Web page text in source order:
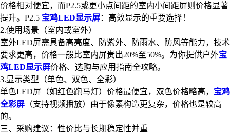
价格相对便宜，而P2.5或更小点间距的室内小间距屏则价格显著
提升。P2.5 宝鸡LED显示屏：高效显示的重要选择！
2.使用场景（室内或室外）
室外LED屏需具备高亮度、防紫外、防雨水、防风等能力，技术
要求更高，价格一般比室内屏贵出20%至50%。为你提供户外宝
鸡LED显示屏价格、选购与应用指南全攻略。
3.显示类型（单色、双色、全彩）
单色LED屏（如红色跑马灯）价格最便宜，双色价格略高， 宝鸡
全彩屏 （支持视频播放）由于像素构造更复杂，价格也是较高
的。
三、采购建议：性价比与长期稳定性并重